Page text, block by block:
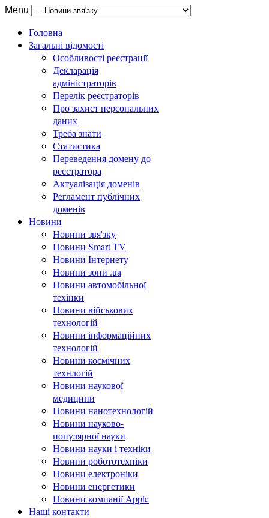
Menu
Головна
Загальні відомості
Особливості реєстрації
Декларація
адміністраторів
Перелік реєстраторів
Про захист персональних
даних
Треба знати
Статистика
Переведення домену до
реєстратора
Актуалізація доменів
Регламент публічних
доменів
Новини
Новини звя'зку
Новини Smart TV
Новини Інтернету
Новини зони .ua
Новини автомобільної
техінки
Новини військових
технологій
Новини інформаційних
технологій
Новини космічних
технлогій
Новини наукової
медицини
Новини нанотехнологій
Новини науково-
популярної науки
Новини науки і техніки
Новини робототехніки
Новини електроніки
Новини енергетики
Новини компанії Apple
Наші контакти